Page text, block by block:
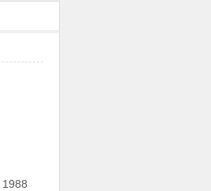
1988